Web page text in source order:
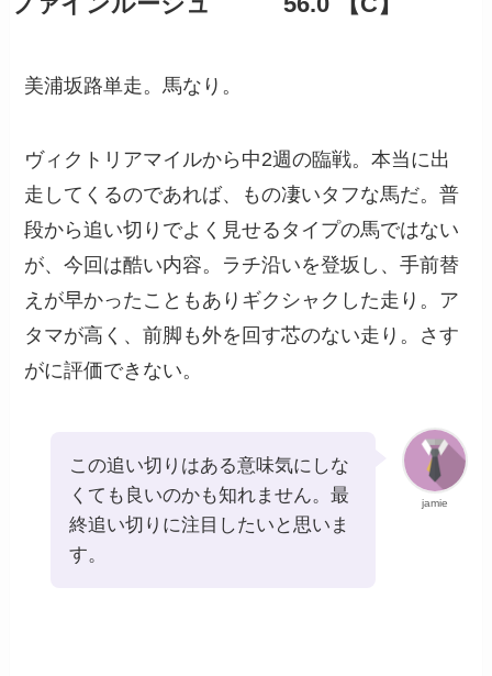
美浦坂路単走。馬なり。
ヴィクトリアマイルから中2週の臨戦。本当に出
走してくるのであれば、もの凄いタフな馬だ。普
段から追い切りでよく見せるタイプの馬ではない
が、今回は酷い内容。ラチ沿いを登坂し、手前替
えが早かったこともありギクシャクした走り。ア
タマが高く、前脚も外を回す芯のない走り。さす
がに評価できない。
jamie
この追い切りはある意味気にしな
くても良いのかも知れません。最
終追い切りに注目したいと思いま
す。